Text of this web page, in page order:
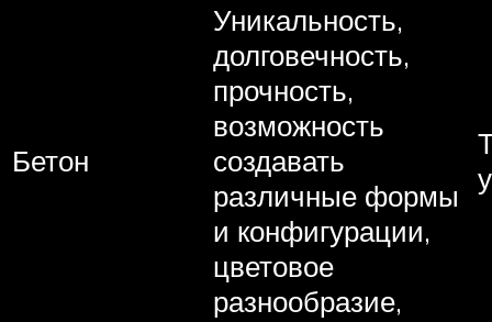
Бетон
Уникальность,
долговечность,
прочность,
возможность
создавать
различные формы
и конфигурации,
цветовое
разнообразие,